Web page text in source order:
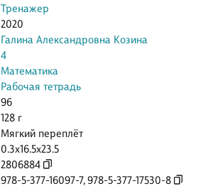
Тренажер
2020
Галина Александровна Козина
4
Математика
Рабочая тетрадь
96
128 г
Мягкий переплёт
0.3x16.5x23.5
2806884
978-5-377-16097-7,978-5-377-17530-8